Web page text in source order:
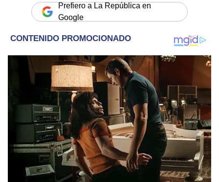
Prefiero a La República en
Google